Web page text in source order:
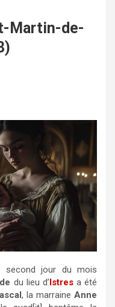
Martin-de-
second jour du mois
du lieu d’Istresa été
, la marraine Anne